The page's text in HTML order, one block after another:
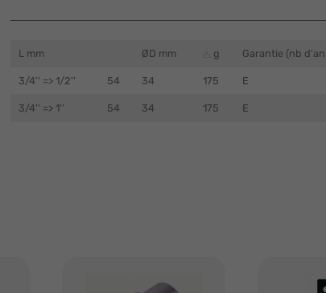
L mm ØD mm g Garantie (nb
3/4'' => 1/2'' 54 34 175 E
3/4'' => 1'' 54 34 175 E